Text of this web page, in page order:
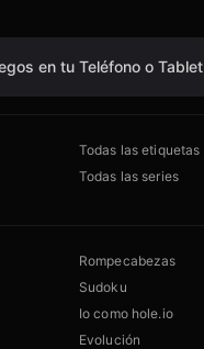
en tu Teléfono o Tablet
Todas las etiquetas
Todas las series
Rompecabezas
Sudoku
Io como hole.io
Evolución